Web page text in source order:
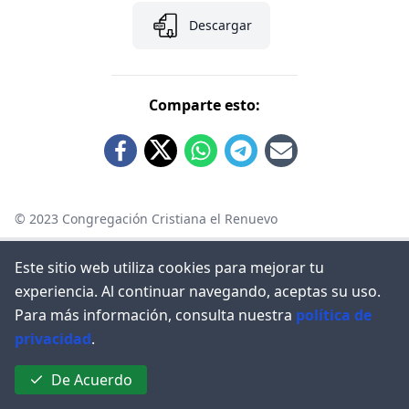
Descargar
Comparte esto:
© 2023 Congregación Cristiana el Renuevo
Este sitio web utiliza cookies para mejorar tu
experiencia. Al continuar navegando, aceptas su uso.
Para más información, consulta nuestra política de
privacidad.
De Acuerdo